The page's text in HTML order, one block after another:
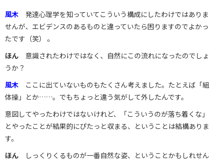
風木 発達心理学を知っていてこういう構成にしたわけではありま
せんが、エビデンスのあるものと違っていたら困りますのでよかっ
たです（笑） 。
ほん 意識されたわけではなく、自然にこの流れになったのでしょ
うか？
風木 ここに出ていないものもたくさん考えました。たとえば「組
体操」とか……。でもちょっと違う気がして外したんです。
意図してやったわけではないけれど、「こういうのが落ち着くな」
とやったことが結果的にぴたっと収まる、ということは結構ありま
す。
ほん
しっくりくるものが一番自然な姿、ということかもしれせん